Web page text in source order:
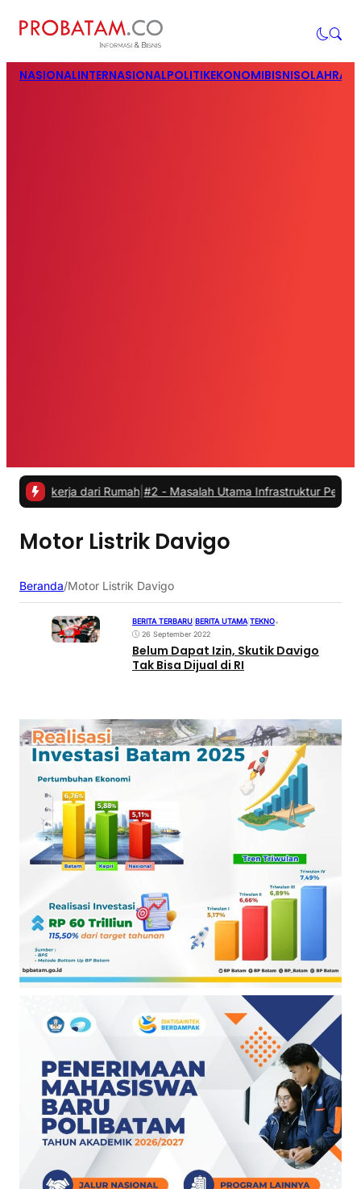
NASIONALINTERNASIONALPOLITIKEKONOMIBISNIS
dari Rumah |#2 -Masalah Utama Infrastruktur Pengisian
Motor Listrik Davigo
Beranda/Motor Listrik Davigo
BERITA TERBARU BERITA UTAMA TEKNO•
26 September 2022
Belum Dapat Izin, Skutik Davigo
Tak Bisa Dijual di RI